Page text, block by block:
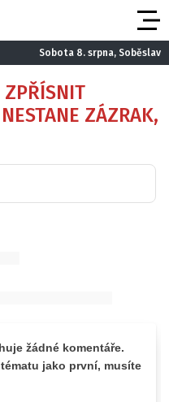
Sobota 8. srpna, Soběslav
ZPŘÍSNIT
ZÁZRAK,